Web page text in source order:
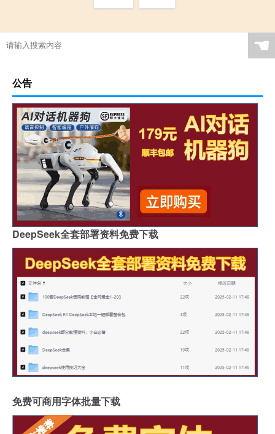
☚
公告
DeepSeek全套部署资料免费下载
免费可商用字体批量下载